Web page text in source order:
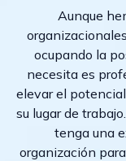
Aunque
ocupando la
necesita es
elevar el
su lugar de
tenga una
organización